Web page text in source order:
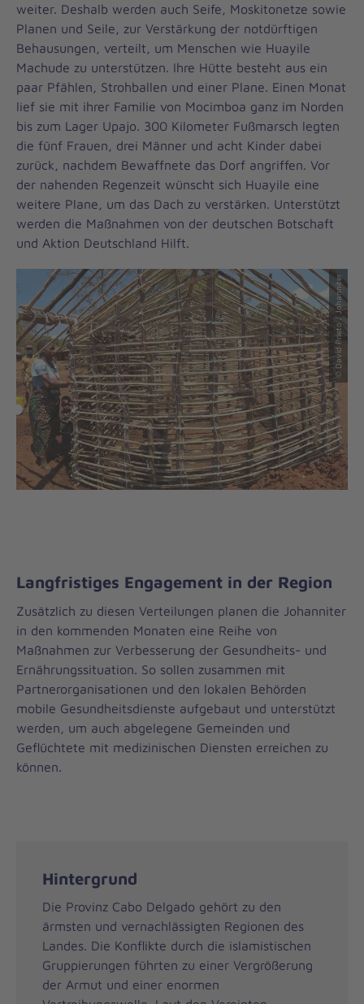
© David Prieto / Johanniter
weiter. Deshalb werden auch Seife, Moskitonetze sowie
Planen und Seile, zur Verstärkung der notdürftigen
Behausungen, verteilt, um Menschen wie Huayile
Machude zu unterstützen. Ihre Hütte besteht aus ein
paar Pfählen, Strohballen und einer Plane. Einen Monat
lief sie mit ihrer Familie von Mocimboa ganz im Norden
bis zum Lager Upajo. 300 Kilometer Fußmarsch legten
die fünf Frauen, drei Männer und acht Kinder dabei
zurück, nachdem Bewaffnete das Dorf angriffen. Vor
der nahenden Regenzeit wünscht sich Huayile eine
weitere Plane, um das Dach zu verstärken. Unterstützt
werden die Maßnahmen von der deutschen Botschaft
und Aktion Deutschland Hilft.
Langfristiges Engagement in der Region
Zusätzlich zu diesen Verteilungen planen die Johanniter
in den kommenden Monaten eine Reihe von
Maßnahmen zur Verbesserung der Gesundheits- und
Ernährungssituation. So sollen zusammen mit
Partnerorganisationen und den lokalen Behörden
mobile Gesundheitsdienste aufgebaut und unterstützt
werden, um auch abgelegene Gemeinden und
Geflüchtete mit medizinischen Diensten erreichen zu
können.
Hintergrund
Die Provinz Cabo Delgado gehört zu den
ärmsten und vernachlässigten Regionen des
Landes. Die Konflikte durch die islamistischen
Gruppierungen führten zu einer Vergrößerung
der Armut und einer enormen